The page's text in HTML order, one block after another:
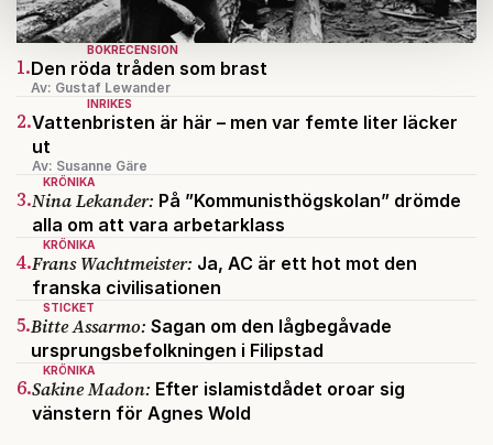
information som du har tillhandahållit eller som de har
samlat in när du har använt deras tjänster.
Om du vill läsa mer om hur vi hanterar personuppgifter
kan du göra dethär
BOKRECENSION
1.Den röda tråden som brast
Av: Gustaf Lewander
INRIKES
2.Vattenbristen är här – men var femte liter läcker
ut
Av: Susanne Gäre
KRÖNIKA
3.Nina Lekander: På ”Kommunisthögskolan” drömde
alla om att vara arbetarklass
KRÖNIKA
4.Frans Wachtmeister: Ja, AC är ett hot mot den
franska civilisationen
STICKET
5.Bitte Assarmo: Sagan om den lågbegåvade
ursprungsbefolkningen i Filipstad
KRÖNIKA
6.Sakine Madon: Efter islamistdådet oroar sig
vänstern för Agnes Wold